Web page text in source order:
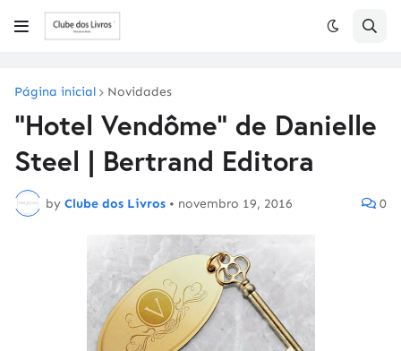
Página inicial Novidades
"Hotel Vendôme" de Danielle
Steel | Bertrand Editora
by Clube dos Livros • novembro 19, 2016 0